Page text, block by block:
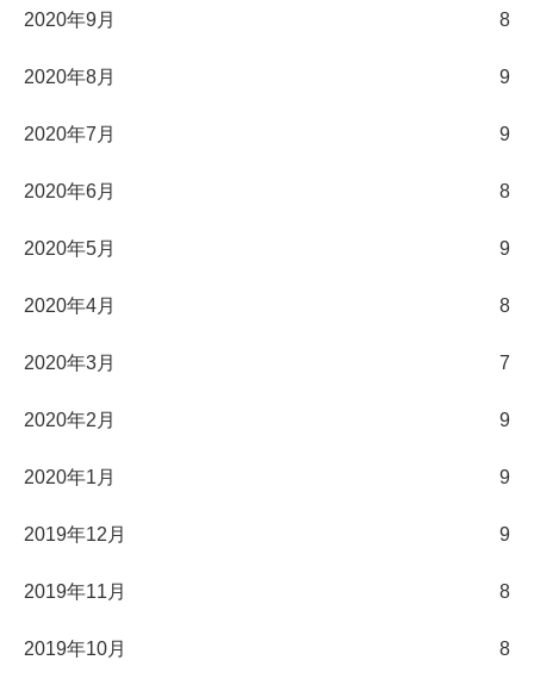
2020年9月 8
2020年8月 9
2020年7月 9
2020年6月 8
2020年5月 9
2020年4月 8
2020年3月 7
2020年2月 9
2020年1月 9
2019年12月 9
2019年11月 8
2019年10月 8